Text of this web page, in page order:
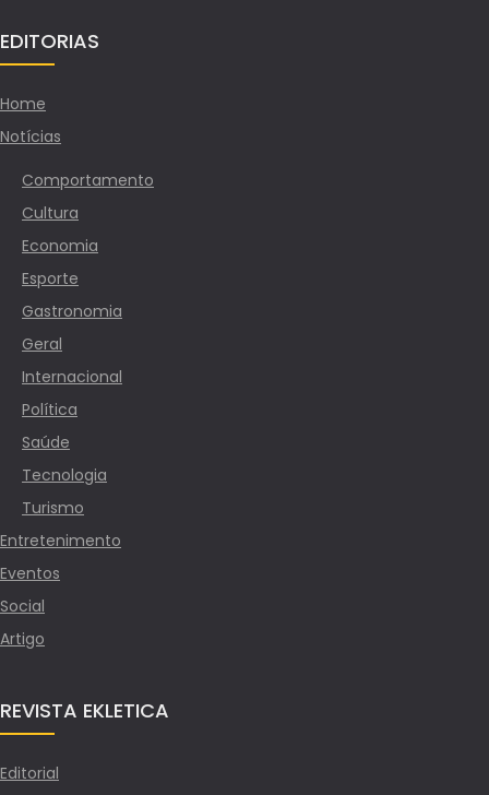
EDITORIAS
Home
Notícias
Comportamento
Cultura
Economia
Esporte
Gastronomia
Geral
Internacional
Política
Saúde
Tecnologia
Turismo
Entretenimento
Eventos
Social
Artigo
REVISTA EKLETICA
Editorial